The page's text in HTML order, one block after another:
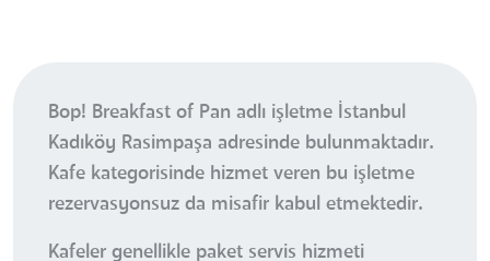
Bop! Breakfast of Pan adlı işletme İstanbul
Kadıköy Rasimpaşa adresinde bulunmaktadır.
Kafe kategorisinde hizmet veren bu işletme
rezervasyonsuz da misafir kabul etmektedir.
Kafeler genellikle paket servis hizmeti